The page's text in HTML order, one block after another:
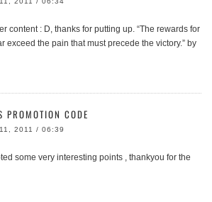
content : D, thanks for putting up. “The rewards for
exceed the pain that must precede the victory.” by
PROMOTION CODE
2011 / 06:39
some very interesting points , thankyou for the